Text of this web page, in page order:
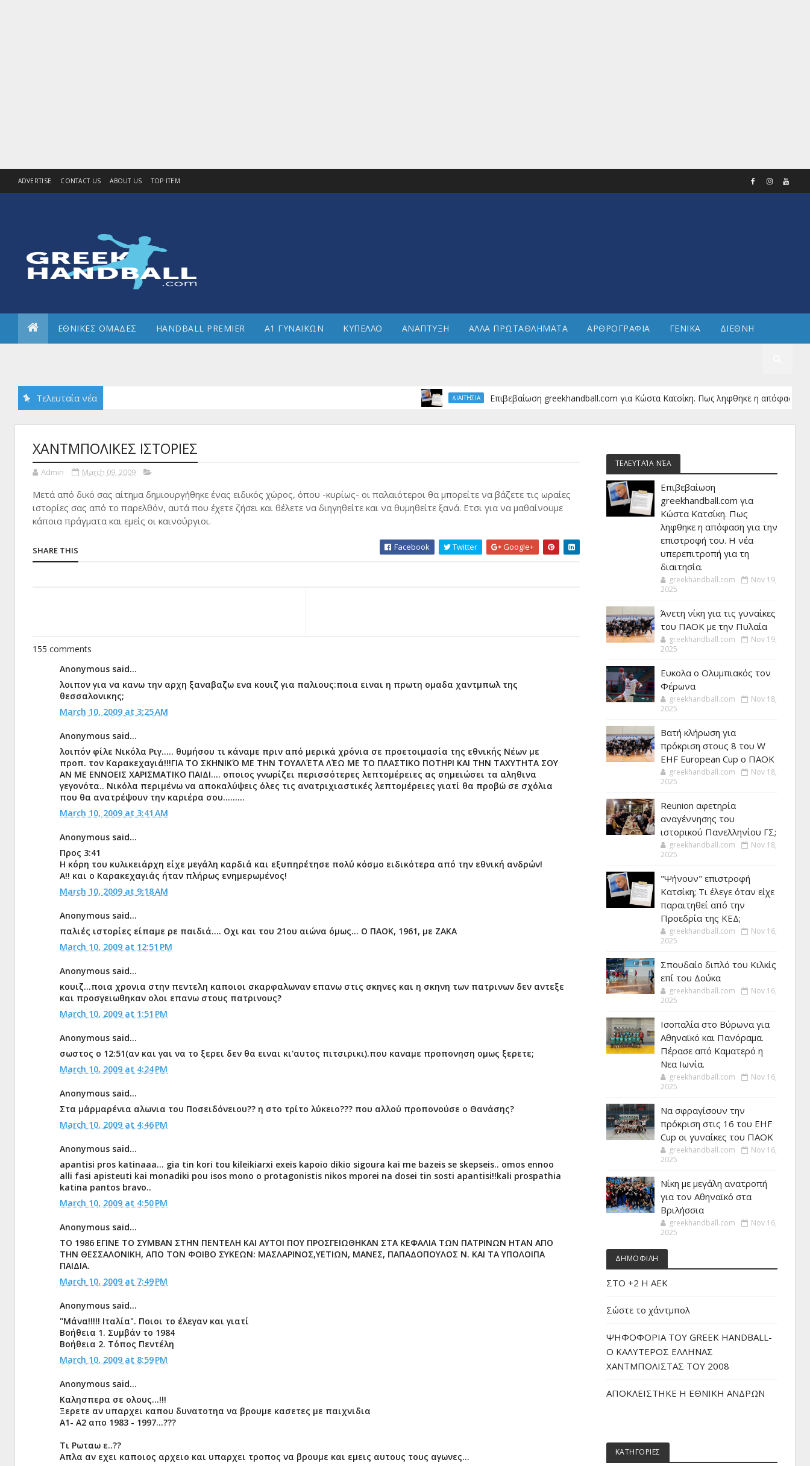
ADVERTISE CONTACT US ABOUT US TOP ITEM
ΕΘΝΙΚΕΣ ΟΜΑΔΕΣ HANDBALL PREMIER Α1 ΓΥΝΑΙΚΩΝ ΚΥΠΕΛΛΟ ΑΝΑΠΤΥΞΗ ΑΛΛΑ ΠΡΩΤΑΘΛΗΜΑΤΑ ΑΡΘΡΟΓΡΑΦΙΑ ΓΕΝΙΚΑ ΔΙΕΘΝΗ
Τελευταία νέα ΔΙΑΙΤΗΣΙΑ Επιβεβαίωση greekhandball.com για Κώστα Κατσίκη. Πως ληφθηκε η απόφαση για την
ΧΑΝΤΜΠΟΛΙΚΕΣ ΙΣΤΟΡΙΕΣ
Admin March 09, 2009
Μετά από δικό σας αίτημα δημιουργήθηκε ένας ειδικός χώρος, όπου -κυρίως- οι παλαιότεροι θα μπορείτε να βάζετε τις ωραίες
ιστορίες σας από το παρελθόν, αυτά που έχετε ζήσει και θέλετε να διηγηθείτε και να θυμηθείτε ξανά. Ετσι για να μαθαίνουμε
κάποια πράγματα και εμείς οι καινούργιοι.
SHARE THIS Facebook Twitter Google+
155 comments
Anonymous said...
λοιπον για να κανω την αρχη ξαναβαζω ενα κουιζ για παλιους:ποια ειναι η πρωτη ομαδα χαντμπωλ της
θεσσαλονικης;
March 10, 2009 at 3:25 AM
Anonymous said...
λοιπόν φίλε Νικόλα Ριγ..... θυμήσου τι κάναμε πριν από μερικά χρόνια σε προετοιμασία της εθνικής Νέων με
προπ. τον Καρακεχαγιά!!!ΓΙΑ ΤΟ ΣΚΗΝΙΚΌ ΜΕ ΤΗΝ ΤΟΥΑΛΈΤΑ ΛΈΩ ΜΕ ΤΟ ΠΛΑΣΤΙΚΟ ΠΟΤΗΡΙ ΚΑΙ ΤΗΝ ΤΑΧΥΤΗΤΑ ΣΟΥ
ΑΝ ΜΕ ΕΝΝΟΕΙΣ ΧΑΡΙΣΜΑΤΙΚΟ ΠΑΙΔΙ.... οποιος γνωρίζει περισσότερες λεπτομέρειες ας σημειώσει τα αληθινα
γεγονότα.. Νικόλα περιμένω να αποκαλύψεις όλες τις ανατριχιαστικές λεπτομέρειες γιατί θα προβώ σε σχόλια
που θα ανατρέψουν την καριέρα σου.........
March 10, 2009 at 3:41 AM
Anonymous said...
Προς 3:41
Η κόρη του κυλικειάρχη είχε μεγάλη καρδιά και εξυπηρέτησε πολύ κόσμο ειδικότερα από την εθνική ανδρών!
Α!! και ο Καρακεχαγιάς ήταν πλήρως ενημερωμένος!
March 10, 2009 at 9:18 AM
Anonymous said...
παλιές ιστορίες είπαμε ρε παιδιά.... Οχι και του 21ου αιώνα όμως... Ο ΠΑΟΚ, 1961, με ΖΑΚΑ
March 10, 2009 at 12:51 PM
Anonymous said...
κουιζ...ποια χρονια στην πεντελη καποιοι σκαρφαλωναν επανω στις σκηνες και η σκηνη των πατρινων δεν αντεξε
και προσγειωθηκαν ολοι επανω στους πατρινους?
March 10, 2009 at 1:51 PM
Anonymous said...
σωστος ο 12:51(αν και γαι να το ξερει δεν θα ειναι κι'αυτος πιτσιρικι).που καναμε προπονηση ομως ξερετε;
March 10, 2009 at 4:24 PM
Anonymous said...
Στα μάρμαρένια αλωνια του Ποσειδόνειου?? η στο τρίτο λύκειο??? που αλλού προπονούσε ο Θανάσης?
March 10, 2009 at 4:46 PM
Anonymous said...
apantisi pros katinaaa... gia tin kori tou kileikiarxi exeis kapoio dikio sigoura kai me bazeis se skepseis.. omos ennoo
alli fasi apisteuti kai monadiki pou isos mono o protagonistis nikos mporei na dosei tin sosti apantisi!!kali prospathia
katina pantos bravo..
March 10, 2009 at 4:50 PM
Anonymous said...
TΟ 1986 ΕΓΙΝΕ ΤΟ ΣΥΜΒΑΝ ΣΤΗΝ ΠΕΝΤΕΛΗ ΚΑΙ ΑΥΤΟΙ ΠΟΥ ΠΡΟΣΓΕΙΩΘΗΚΑΝ ΣΤΑ ΚΕΦΑΛΙΑ ΤΩΝ ΠΑΤΡΙΝΩΝ ΗΤΑΝ ΑΠΟ
ΤΗΝ ΘΕΣΣΑΛΟΝΙΚΗ, ΑΠΟ ΤΟΝ ΦΟΙΒΟ ΣΥΚΕΩΝ: ΜΑΣΛΑΡΙΝΟΣ,ΥΕΤΙΩΝ, ΜΑΝΕΣ, ΠΑΠΑΔΟΠΟΥΛΟΣ Ν. ΚΑΙ ΤΑ ΥΠΟΛΟΙΠΑ
ΠΑΙΔΙΑ.
March 10, 2009 at 7:49 PM
Anonymous said...
"Μάνα!!!!! Ιταλία". Ποιοι το έλεγαν και γιατί
Βοήθεια 1. Συμβάν το 1984
Βοήθεια 2. Τόπος Πεντέλη
March 10, 2009 at 8:59 PM
Anonymous said...
Καλησπερα σε ολους...!!!
Ξερετε αν υπαρχει καπου δυνατοτηα να βρουμε κασετες με παιχνιδια
Α1- Α2 απο 1983 - 1997...???
Τι Ρωταω ε..??
Απλα αν εχει καποιος αρχειο και υπαρχει τροπος να βρουμε και εμεις αυτους τους αγωνες...
ΤΕΛΕΥΤΑΊΑ ΝΈΑ
Επιβεβαίωση
greekhandball.com για
Κώστα Κατσίκη. Πως
ληφθηκε η απόφαση για την
επιστροφή του. Η νέα
υπερεπιτροπή για τη
διαιτησία.
greekhandball.com
Nov 19,
2025
Άνετη νίκη για τις γυναίκες
του ΠΑΟΚ με την Πυλαία
greekhandball.com
Nov 19,
2025
Ευκολα ο Ολυμπιακός τον
Φέρωνα
greekhandball.com
Nov 18,
2025
Βατή κλήρωση για
πρόκριση στους 8 του W
EHF European Cup ο ΠΑΟΚ
greekhandball.com
Nov 18,
2025
Reunion αφετηρία
αναγέννησης του
ιστορικού Πανελληνίου ΓΣ;
greekhandball.com
Nov 18,
2025
"Ψήνουν" επιστροφή
Κατσίκη; Τι έλεγε όταν είχε
παραιτηθεί από την
Προεδρία της ΚΕΔ;
greekhandball.com
Nov 16,
2025
Σπουδαίο διπλό του Κιλκίς
επί του Δούκα
greekhandball.com
Nov 16,
2025
Ισοπαλία στο Βύρωνα για
Αθηναϊκό και Πανόραμα.
Πέρασε από Καματερό η
Νεα Ιωνία.
greekhandball.com
Nov 16,
2025
Να σφραγίσουν την
πρόκριση στις 16 του EHF
Cup οι γυναίκες του ΠΑΟΚ
greekhandball.com
Nov 16,
2025
Νίκη με μεγάλη ανατροπή
για τον Αθηναϊκό στα
Βριλήσσια
greekhandball.com
Nov 16,
2025
ΔΗΜΟΦΙΛΗ
ΣΤΟ +2 Η ΑΕΚ
Σώστε το χάντμπολ
ΨΗΦΟΦΟΡΙΑ ΤΟΥ GREEK HANDBALL-
O ΚΑΛΥΤΕΡΟΣ ΕΛΛΗΝΑΣ
ΧΑΝΤΜΠΟΛΙΣΤΑΣ ΤΟΥ 2008
ΑΠΟΚΛΕΙΣΤΗΚΕ Η ΕΘΝΙΚΗ ΑΝΔΡΩΝ
ΚΑΤΗΓΟΡΙΕΣ